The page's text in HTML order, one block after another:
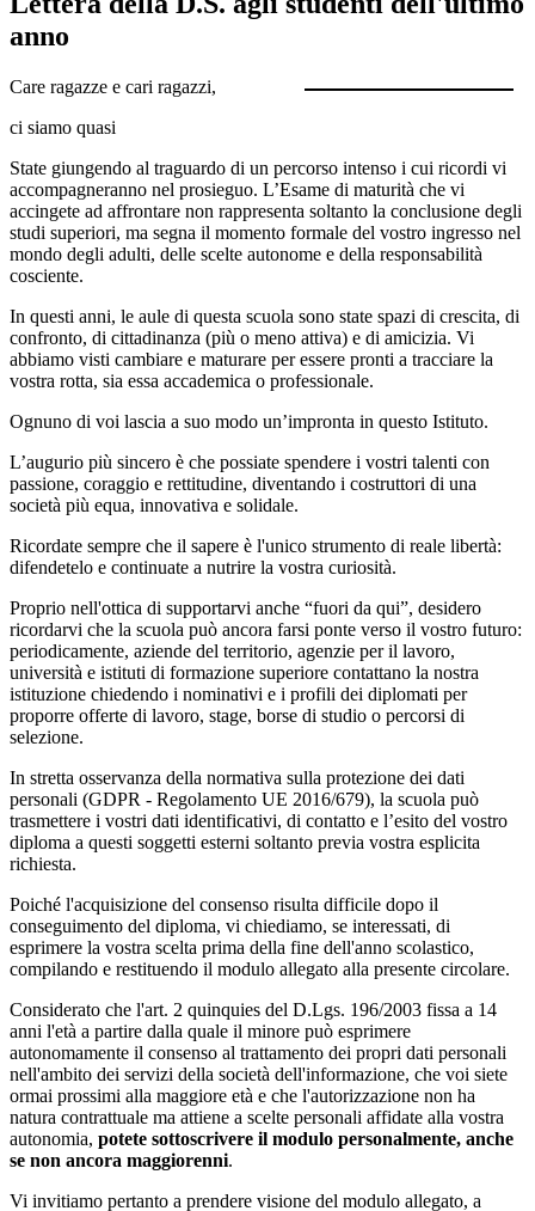
anno
Care ragazze e cari ragazzi,
ci siamo quasi
State giungendo al traguardo di un percorso intenso i cui ricordi vi
accompagneranno nel prosieguo. L’Esame di maturità che vi
accingete ad affrontare non rappresenta soltanto la conclusione degli
studi superiori, ma segna il momento formale del vostro ingresso nel
mondo degli adulti, delle scelte autonome e della responsabilità
cosciente.
In questi anni, le aule di questa scuola sono state spazi di crescita, di
confronto, di cittadinanza (più o meno attiva) e di amicizia. Vi
abbiamo visti cambiare e maturare per essere pronti a tracciare la
vostra rotta, sia essa accademica o professionale.
Ognuno di voi lascia a suo modo un’impronta in questo Istituto.
L’augurio più sincero è che possiate spendere i vostri talenti con
passione, coraggio e rettitudine, diventando i costruttori di una
società più equa, innovativa e solidale.
Ricordate sempre che il sapere è l'unico strumento di reale libertà:
difendetelo e continuate a nutrire la vostra curiosità.
Proprio nell'ottica di supportarvi anche “fuori da qui”, desidero
ricordarvi che la scuola può ancora farsi ponte verso il vostro futuro:
periodicamente, aziende del territorio, agenzie per il lavoro,
università e istituti di formazione superiore contattano la nostra
istituzione chiedendo i nominativi e i profili dei diplomati per
proporre offerte di lavoro, stage, borse di studio o percorsi di
selezione.
In stretta osservanza della normativa sulla protezione dei dati
personali (GDPR - Regolamento UE 2016/679), la scuola può
trasmettere i vostri dati identificativi, di contatto e l’esito del vostro
diploma a questi soggetti esterni soltanto previa vostra esplicita
richiesta.
Poiché l'acquisizione del consenso risulta difficile dopo il
conseguimento del diploma, vi chiediamo, se interessati, di
esprimere la vostra scelta prima della fine dell'anno scolastico,
compilando e restituendo il modulo allegato alla presente circolare.
Considerato che l'art. 2 quinquies del D.Lgs. 196/2003 fissa a 14
anni l'età a partire dalla quale il minore può esprimere
autonomamente il consenso al trattamento dei propri dati personali
nell'ambito dei servizi della società dell'informazione, che voi siete
ormai prossimi alla maggiore età e che l'autorizzazione non ha
natura contrattuale ma attiene a scelte personali affidate alla vostra
autonomia, potete sottoscrivere il modulo personalmente, anche
se non ancora maggiorenni.
Vi invitiamo pertanto a prendere visione del modulo allegato, a